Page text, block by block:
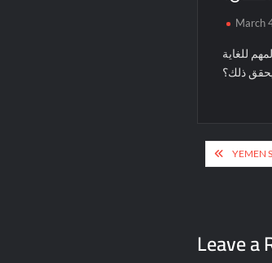
March
للغاية
يحقق ذلك؟
PostYEMEN
Leave a